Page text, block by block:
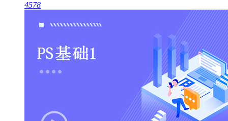
4578